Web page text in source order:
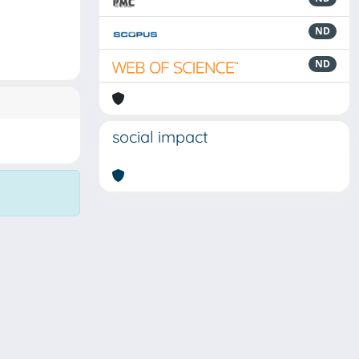
ND
ND
social impact